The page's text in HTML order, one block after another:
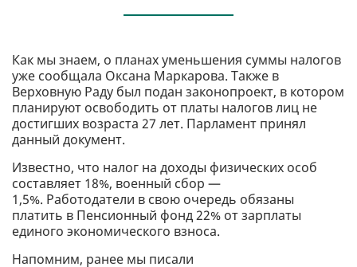
Как мы знаем, о планах уменьшения суммы налогов
уже сообщала Оксана Маркарова. Также в
Верховную Раду был подан законопроект, в котором
планируют освободить от платы налогов лиц не
достигших возраста 27 лет. Парламент принял
данный документ.
Известно, что налог на доходы физических особ
составляет 18%, военный сбор —
1,5%. Работодатели в свою очередь обязаны
платить в Пенсионный фонд 22% от зарплаты
единого экономического взноса.
Напомним, ранее мы писали